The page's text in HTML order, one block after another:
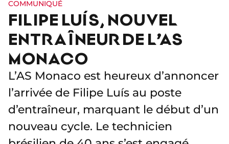
COMMUNIQUÉ
FILIPE LUÍS, NOUVEL
ENTRAÎNEUR DE L’AS
MONACO
L’AS Monaco est heureux d’annoncer
l’arrivée de Filipe Luís au poste
d’entraîneur, marquant le début d’un
nouveau cycle. Le technicien